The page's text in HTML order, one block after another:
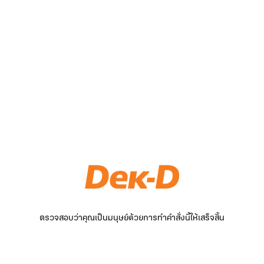
ตรวจสอบว่าคุณเป็นมนุษย์ด้วยการทำคำสั่งนี้ให้เสร็จสิ้น